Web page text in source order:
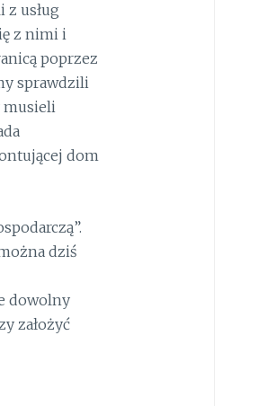
usług
z nimi i
poprzez
sprawdzili
musieli
dom
dziś
dowolny
założyć